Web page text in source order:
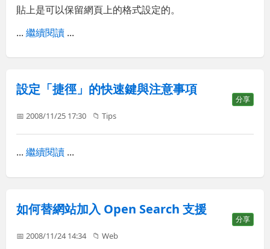
貼上是可以保留網頁上的格式設定的。
...繼續閱讀 ...
設定「捷徑」的快速鍵與注意事項
分享
📅 2008/11/25 17:30 📁Tips
...繼續閱讀 ...
如何替網站加入 Open Search 支援
分享
📅 2008/11/24 14:34 📁Web